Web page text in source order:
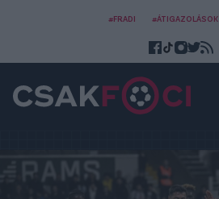
#FRADI #ÁTIGAZOLÁSOK